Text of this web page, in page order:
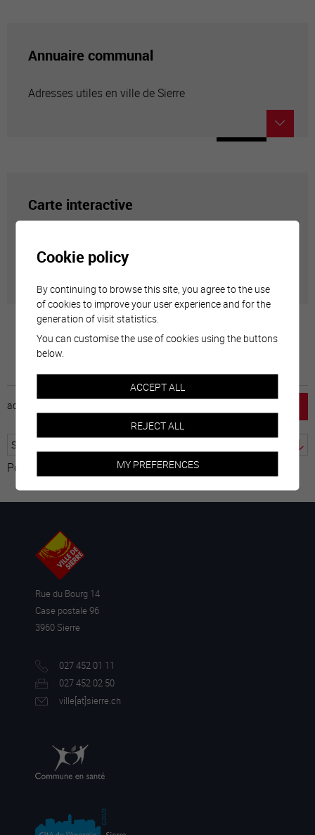
Annuaire communal
Adresses utiles en ville de Sierre
Carte interactive
de Sierre.
accueil
Powered by Translate
Rue du Bourg 14
Case postale 96
3960 Sierre
027 452 01 11
027 452 02 50
ville[at]sierre.ch
Cookie policy
By continuing to browse this site, you agree to the use
of cookies to improve your user experience and for the
generation of visit statistics.
You can customise the use of cookies using the buttons
below.
ACCEPT ALL
REJECT ALL
MY PREFERENCES